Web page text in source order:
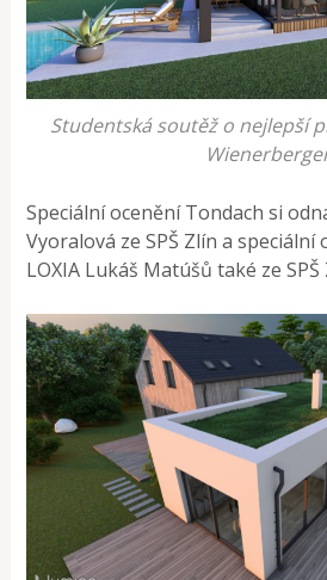
Studentská soutěž o nejlepší
Speciální ocenění Tondach si
Vyoralová ze SPŠ Zlín a
LOXIA Lukáš Matúšů také ze SPŠ